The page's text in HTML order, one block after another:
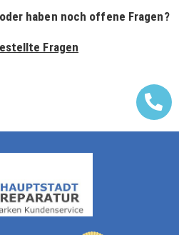
haben noch offene Fragen?
Fragen